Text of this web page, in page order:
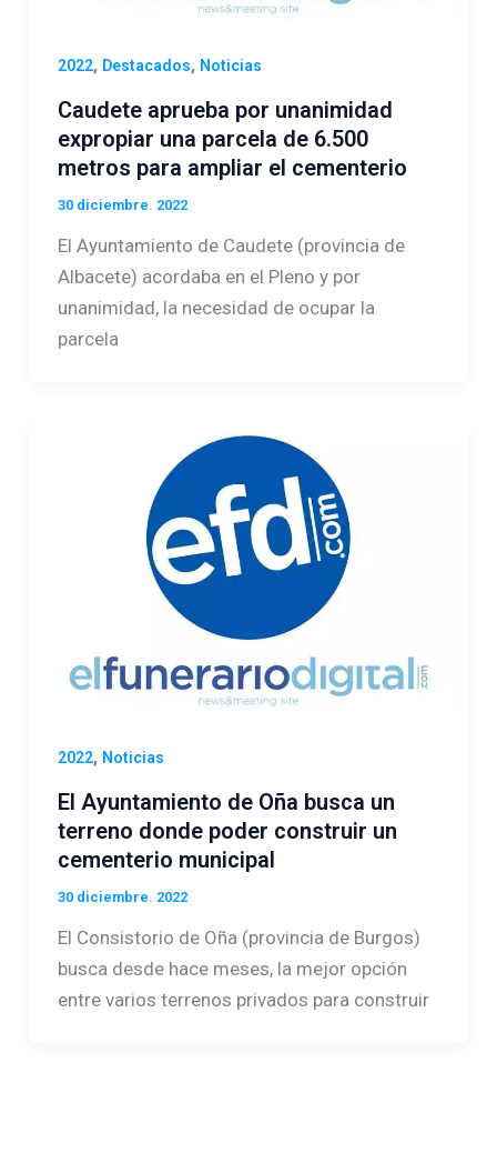
2022, Destacados, Noticias
Caudete aprueba por unanimidad
expropiar una parcela de 6.500
metros para ampliar el cementerio
30 diciembre. 2022
El Ayuntamiento de Caudete (provincia de
Albacete) acordaba en el Pleno y por
unanimidad, la necesidad de ocupar la
parcela
2022, Noticias
El Ayuntamiento de Oña busca un
terreno donde poder construir un
cementerio municipal
30 diciembre. 2022
El Consistorio de Oña (provincia de Burgos)
busca desde hace meses, la mejor opción
entre varios terrenos privados para construir